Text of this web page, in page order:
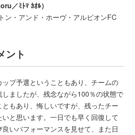
／ﾐﾄﾏ ｶｵﾙ）
・アンド・ホーヴ・アルビオンFC
ント
プ予選ということもあり、チームの
ましたが、残念ながら100％の状態で
もあり、悔しいですが、残ったチー
と思います。一日でも早く回復して
いパフォーマンスを見せて、また日